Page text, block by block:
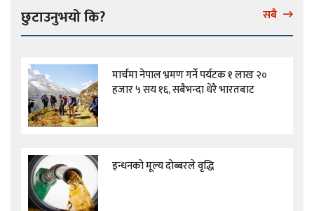
छुटाउनुभयो कि? सबै
मार्चमा नेपाल भ्रमण गर्ने पर्यटक १ लाख २०
हजार ५ सय १६, सबैभन्दा धेरै भारतबाट
इन्धनको मूल्य दोब्बरले वृद्धि